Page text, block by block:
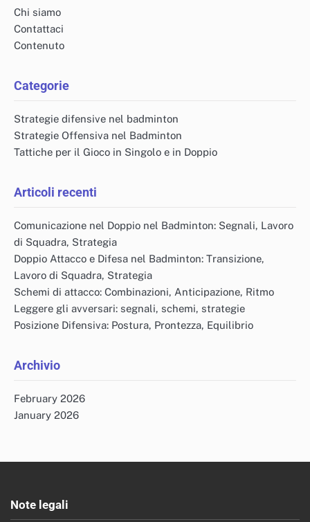
Chi siamo
Contattaci
Contenuto
Categorie
Strategie difensive nel badminton
Strategie Offensiva nel Badminton
Tattiche per il Gioco in Singolo e in Doppio
Articoli recenti
Comunicazione nel Doppio nel Badminton: Segnali, Lavoro
di Squadra, Strategia
Doppio Attacco e Difesa nel Badminton: Transizione,
Lavoro di Squadra, Strategia
Schemi di attacco: Combinazioni, Anticipazione, Ritmo
Leggere gli avversari: segnali, schemi, strategie
Posizione Difensiva: Postura, Prontezza, Equilibrio
Archivio
February 2026
January 2026
Note legali